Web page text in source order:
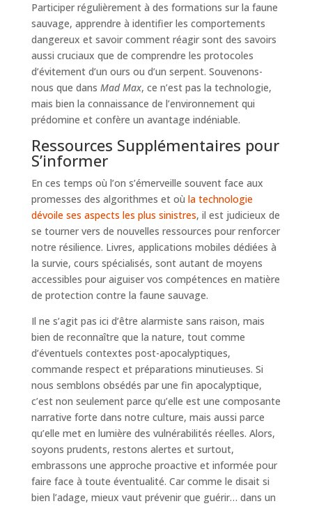
Participer régulièrement à des formations sur la faune
sauvage, apprendre à identifier les comportements
dangereux et savoir comment réagir sont des savoirs
aussi cruciaux que de comprendre les protocoles
d’évitement d’un ours ou d’un serpent. Souvenons-
nous que dans Mad Max, ce n’est pas la technologie,
mais bien la connaissance de l’environnement qui
prédomine et confère un avantage indéniable.
Ressources Supplémentaires pour
S’informer
En ces temps où l’on s’émerveille souvent face aux
promesses des algorithmes et où la technologie
dévoile ses aspects les plus sinistres, il est judicieux de
se tourner vers de nouvelles ressources pour renforcer
notre résilience. Livres, applications mobiles dédiées à
la survie, cours spécialisés, sont autant de moyens
accessibles pour aiguiser vos compétences en matière
de protection contre la faune sauvage.
Il ne s’agit pas ici d’être alarmiste sans raison, mais
bien de reconnaître que la nature, tout comme
d’éventuels contextes post-apocalyptiques,
commande respect et préparations minutieuses. Si
nous semblons obsédés par une fin apocalyptique,
c’est non seulement parce qu’elle est une composante
narrative forte dans notre culture, mais aussi parce
qu’elle met en lumière des vulnérabilités réelles. Alors,
soyons prudents, restons alertes et surtout,
embrassons une approche proactive et informée pour
faire face à toute éventualité. Car comme le disait si
bien l’adage, mieux vaut prévenir que guérir… dans un